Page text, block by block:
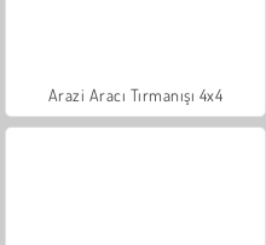
Arazi Aracı Tırmanışı 4x4